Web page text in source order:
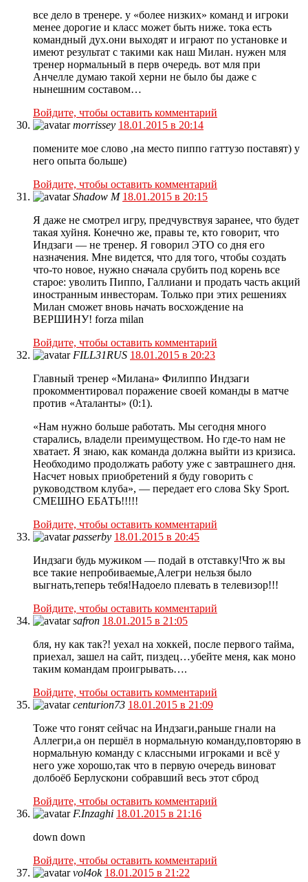
все дело в тренере. у «более низких» команд и игроки
менее дорогие и класс может быть ниже. тока есть
командный дух.они выходят и играют по установке и
имеют результат с такими как наш Милан. нужен мля
тренер нормальный в перв очередь. вот мля при
Анчелле думаю такой херни не было бы даже с
нынешним составом…
Войдите, чтобы оставить комментарий
morrissey 18.01.2015 в 20:14
помените мое слово ,на место пиппо гаттузо поставят) у
него опыта больше)
Войдите, чтобы оставить комментарий
Shadow M 18.01.2015 в 20:15
Я даже не смотрел игру, предчувствуя заранее, что будет
такая хуйня. Конечно же, правы те, кто говорит, что
Индзаги — не тренер. Я говорил ЭТО со дня его
назначения. Мне видется, что для того, чтобы создать
что-то новое, нужно сначала срубить под корень все
старое: уволить Пиппо, Галлиани и продать часть акций
иностранным инвесторам. Только при этих решениях
Милан сможет вновь начать восхождение на
ВЕРШИНУ! forza milan
Войдите, чтобы оставить комментарий
FILL31RUS 18.01.2015 в 20:23
Главный тренер «Милана» Филиппо Индзаги
прокомментировал поражение своей команды в матче
против «Аталанты» (0:1).
«Нам нужно больше работать. Мы сегодня много
старались, владели преимуществом. Но где-то нам не
хватает. Я знаю, как команда должна выйти из кризиса.
Необходимо продолжать работу уже с завтрашнего дня.
Насчет новых приобретений я буду говорить с
руководством клуба», — передает его слова Sky Sport.
СМЕШНО ЕБАТЬ!!!!!
Войдите, чтобы оставить комментарий
passerby 18.01.2015 в 20:45
Индзаги будь мужиком — подай в отставку!Что ж вы
все такие непробиваемые,Алегри нельзя было
выгнать,теперь тебя!Надоело плевать в телевизор!!!
Войдите, чтобы оставить комментарий
safron 18.01.2015 в 21:05
бля, ну как так?! уехал на хоккей, после первого тайма,
приехал, зашел на сайт, пиздец…убейте меня, как моно
таким командам проигрывать….
Войдите, чтобы оставить комментарий
centurion73 18.01.2015 в 21:09
Тоже что гонят сейчас на Индзаги,раньше гнали на
Аллегри,а он першёл в нормальную команду,повторяю в
нормальную команду с классными игроками и всё у
него уже хорошо,так что в первую очередь виноват
долбоёб Берлускони собравший весь этот сброд
Войдите, чтобы оставить комментарий
F.Inzaghi 18.01.2015 в 21:16
down down
Войдите, чтобы оставить комментарий
vol4ok 18.01.2015 в 21:22